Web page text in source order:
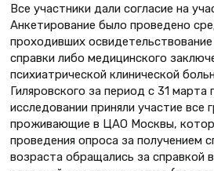
Все участники дали согласие на
Анкетирование было проведено
проходивших освидетельствование
справки либо медицинского
психиатрической клинической
Гиляровского за период с 31 марта
исследовании приняли участие все
проживающие в ЦАО Москвы,
проведения опроса за получением
возраста обращались за справкой